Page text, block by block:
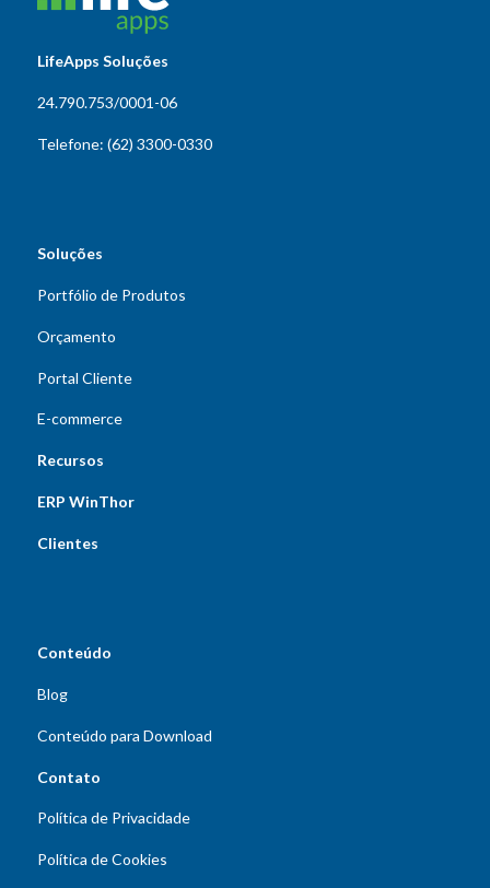
LifeApps Soluções
24.790.753/0001-06
Telefone: (62) 3300-0330
Soluções
Portfólio de Produtos
Orçamento
Portal Cliente
E-commerce
Recursos
ERP WinThor
Clientes
Conteúdo
Blog
Conteúdo para Download
Contato
Política de Privacidade
Política de Cookies